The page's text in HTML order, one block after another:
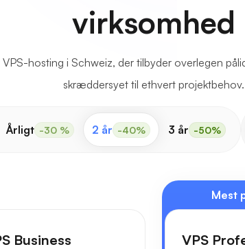
virksomhed
VPS-hosting i Schweiz, der tilbyder overlegen
skræddersyet til ethvert projektbehov.
Årligt -30 % 2 år -40% 3 år -50%
Business
Mest
VPS